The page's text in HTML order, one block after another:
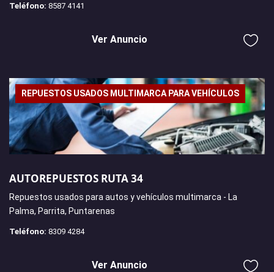
Teléfono: 8587 4141
Ver Anuncio
REPUESTOS USADOS MULTIMARCA PARA VEHÍCULOS
AUTOREPUESTOS RUTA 34
Repuestos usados para autos y vehículos multimarca - La
Palma, Parrita, Puntarenas
Teléfono: 8309 4284
Ver Anuncio